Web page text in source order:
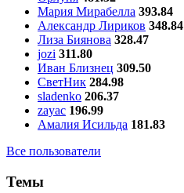
Мария Мирабелла 393.84
Александр Лириков 348.84
Лиза Биянова 328.47
jozi 311.80
Иван Близнец 309.50
СветНик 284.98
sladenko 206.37
zayac 196.99
Амалия Исильда 181.83
Все пользователи
Темы